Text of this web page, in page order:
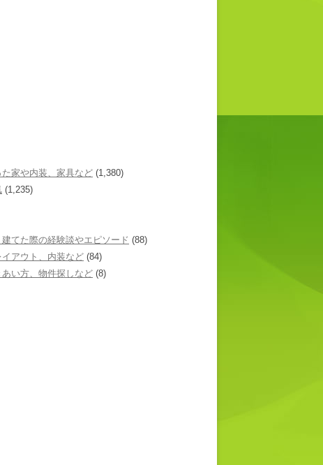
た家や内装、家具など (1,380)
(1,235)
てた際の経験談やエピソード (88)
アウト、内装など (84)
い方、物件探しなど (8)